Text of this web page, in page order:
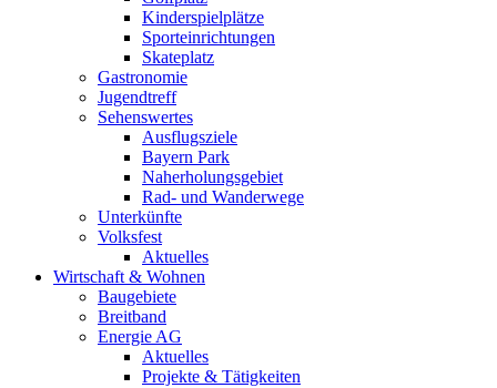
Kinderspielplätze
Sporteinrichtungen
Skateplatz
Gastronomie
Jugendtreff
Sehenswertes
Ausflugsziele
Bayern Park
Naherholungsgebiet
Rad- und Wanderwege
Unterkünfte
Volksfest
Aktuelles
Wirtschaft & Wohnen
Baugebiete
Breitband
Energie AG
Aktuelles
Projekte & Tätigkeiten